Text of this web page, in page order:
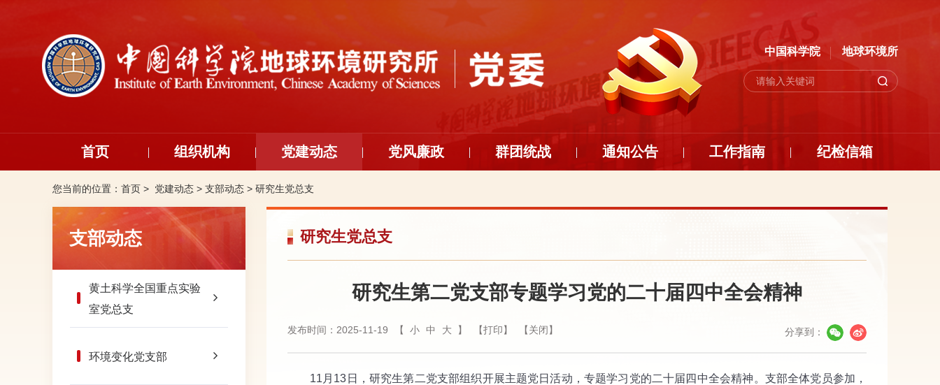
中国科学院 地球环境所
首页 组织机构 党建动态 党风廉政 群团统战 通知公告 工作指南 纪检信箱
您当前的位置： 首页 > 党建动态 > 支部动态 > 研究生党总支
支部动态
黄土科学全国重点实验
室党总支
环境变化党支部
研究生党总支
研究生第二党支部专题学习党的二十届四中全会精神
发布时间：2025-11-19 【 小 中 大 】 【打印】 【关闭】 分享到：
11月13日，研究生第二党支部组织开展主题党日活动，专题学习党的二十届四中全会精神。支部全体党员参加，